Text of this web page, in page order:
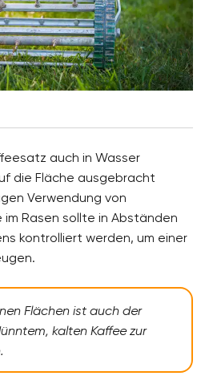
auch in Wasser
die Fläche ausgebracht
Verwendung von
Rasen sollte in Abständen
kontrolliert werden, um einer
Flächen ist auch der
kalten Kaffee zur